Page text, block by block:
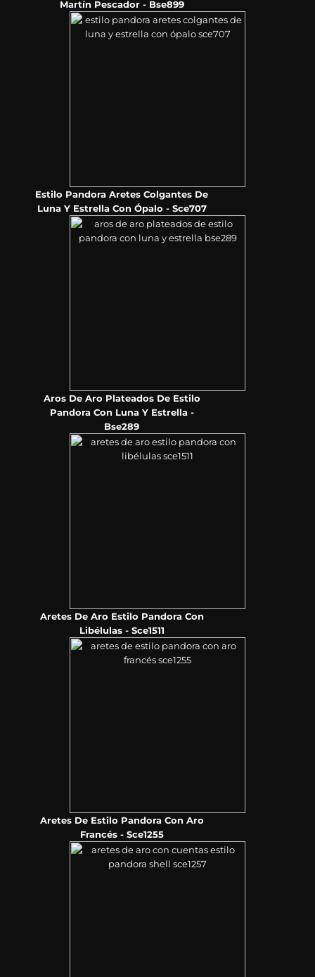
Martín Pescador - Bse899
Estilo Pandora Aretes Colgantes De
Luna Y Estrella Con Ópalo - Sce707
Aros De Aro Plateados De Estilo
Pandora Con Luna Y Estrella -
Bse289
Aretes De Aro Estilo Pandora Con
Libélulas - Sce1511
Aretes De Estilo Pandora Con Aro
Francés - Sce1255